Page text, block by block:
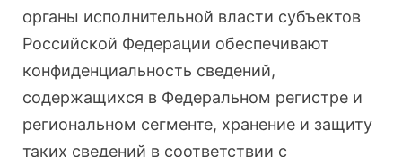
органы исполнительной власти субъектов
Российской Федерации обеспечивают
конфиденциальность сведений,
содержащихся в Федеральном регистре и
региональном сегменте, хранение и защиту
таких сведений в соответствии с